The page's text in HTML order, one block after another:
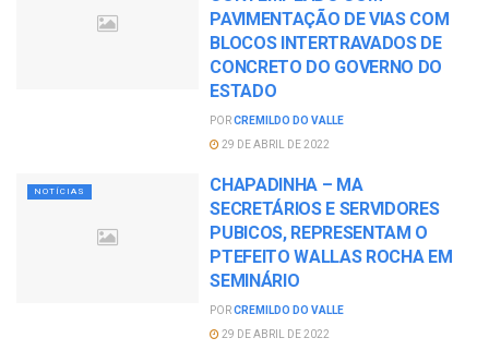
PAVIMENTAÇÃO DE VIAS COM
BLOCOS INTERTRAVADOS DE
CONCRETO DO GOVERNO DO
ESTADO
PORCREMILDO DO VALLE
29 DE ABRIL DE 2022
NOTÍCIAS
CHAPADINHA – MA
SECRETÁRIOS E SERVIDORES
PUBICOS, REPRESENTAM O
PTEFEITO WALLAS ROCHA EM
SEMINÁRIO
PORCREMILDO DO VALLE
29 DE ABRIL DE 2022